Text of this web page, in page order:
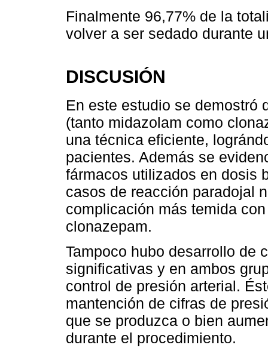
Finalmente 96,77% de la
volver a ser sedado durante
DISCUSIÓN
En este estudio se demostró
(tanto midazolam como
una técnica eficiente,
pacientes. Además se
fármacos utilizados en dosis
casos de reacción paradojal
complicación más temida
clonazepam.
Tampoco hubo desarrollo de
significativas y en ambos
control de presión arterial.
mantención de cifras de
que se produzca o bien
durante el procedimiento.